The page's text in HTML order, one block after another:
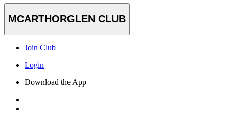
MCARTHORGLEN CLUB
Join Club
Login
Download the App